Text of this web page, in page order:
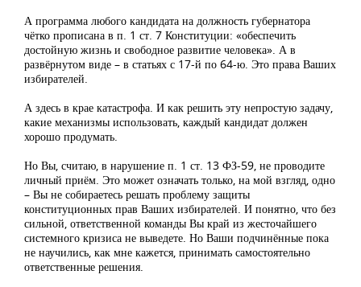
А программа любого кандидата на должность губернатора
чётко прописана в п. 1 ст. 7 Конституции: «обеспечить
достойную жизнь и свободное развитие человека». А в
развёрнутом виде – в статьях с 17-й по 64-ю. Это права Ваших
избирателей.
А здесь в крае катастрофа. И как решить эту непростую задачу,
какие механизмы использовать, каждый кандидат должен
хорошо продумать.
Но Вы, считаю, в нарушение п. 1 ст. 13 ФЗ-59, не проводите
личный приём. Это может означать только, на мой взгляд, одно
– Вы не собираетесь решать проблему защиты
конституционных прав Ваших избирателей. И понятно, что без
сильной, ответственной команды Вы край из жесточайшего
системного кризиса не выведете. Но Ваши подчинённые пока
не научились, как мне кажется, принимать самостоятельно
ответственные решения.